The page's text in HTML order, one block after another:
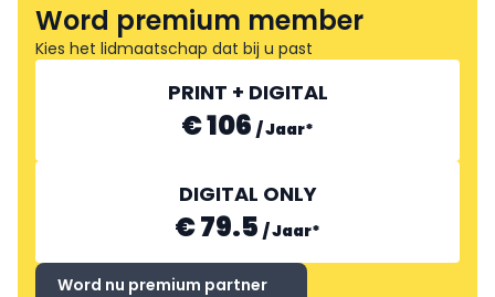
Word premium member
Kies het lidmaatschap dat bij u past
PRINT + DIGITAL
€ 106 /Jaar*
DIGITAL ONLY
€ 79.5 /Jaar*
Word nu premium partner